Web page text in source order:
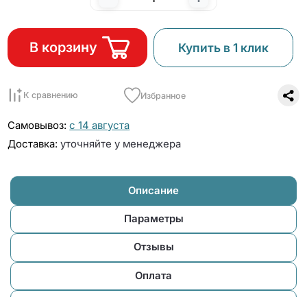
В корзину Купить в 1 клик
К сравнению Избранное
Самовывоз: с 14 августа
Доставка: уточняйте у менеджера
Описание
Параметры
Отзывы
Оплата